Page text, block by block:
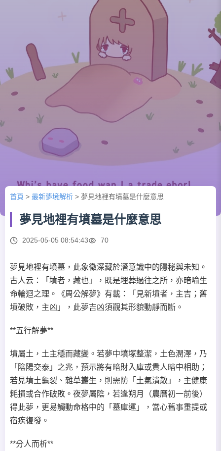
首頁 > 最新夢境解析 > 夢見地裡有墳墓是什麼意思
夢見地裡有墳墓是什麼意思
2025-05-05 08:54:43 70
夢見地裡有墳墓，此象徵深藏於潛意識中的隱秘與未知。
古人云：「墳者，藏也」，既是埋葬過往之所，亦暗喻生
命輪迴之理。《周公解夢》有載：「見新墳者，主吉；舊
墳破敗，主凶」，此夢吉凶須觀其形貌動靜而斷。
**五行解夢**
墳屬土，土主穩而藏變。若夢中墳塚整潔，土色潤澤，乃
「陰陽交泰」之兆，預示將有暗財入庫或貴人暗中相助；
若見墳土龜裂、雜草叢生，則需防「土氣潰散」，主健康
耗損或合作破敗。夜夢屬陰，若逢朔月（農曆初一前後）
得此夢，更易觸動命格中的「墓庫運」，當心舊事重提或
宿疾復發。
**分人而析**